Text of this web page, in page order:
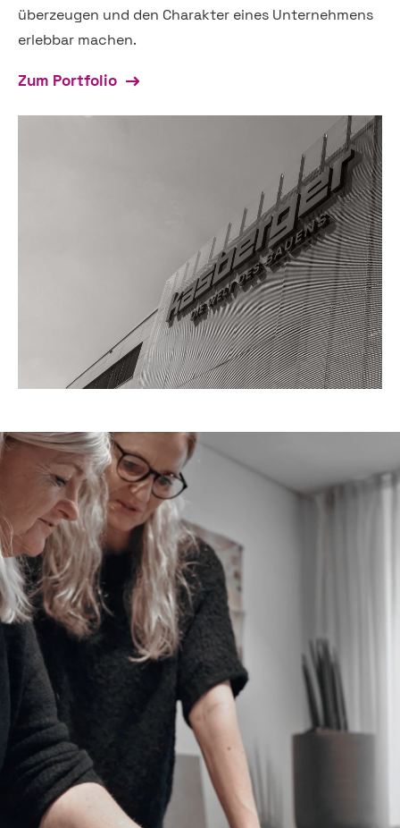
überzeugen und den Charakter eines Unternehmens
erlebbar machen.
Zum Portfolio